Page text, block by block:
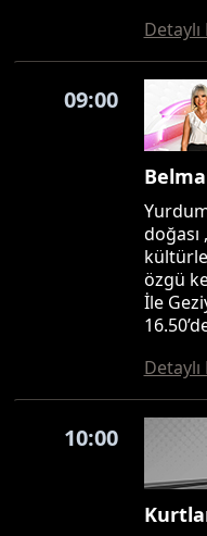
Detaylı
09:00
doğası
özgü
İle
Detaylı
10:00